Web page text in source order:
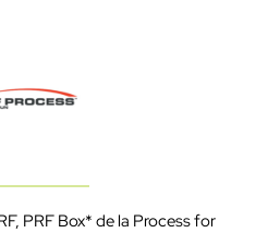
PRF Box* de la Process for